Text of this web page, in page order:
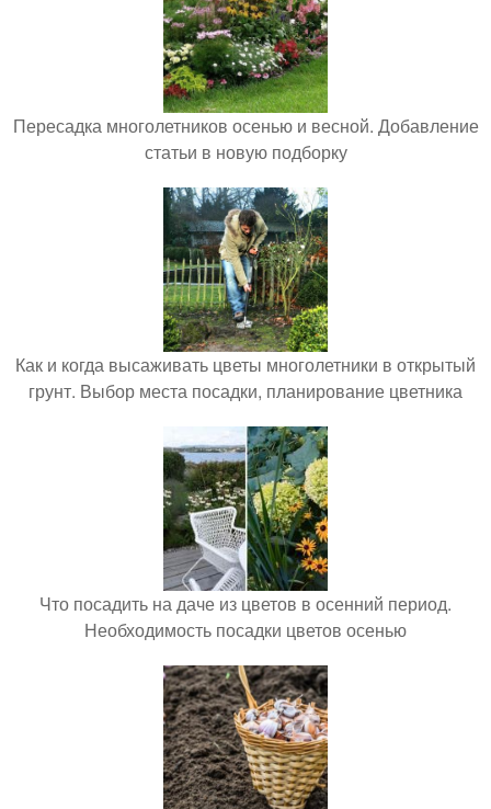
Пересадка многолетников осенью и весной. Добавление
статьи в новую подборку
Как и когда высаживать цветы многолетники в открытый
грунт. Выбор места посадки, планирование цветника
Что посадить на даче из цветов в осенний период.
Необходимость посадки цветов осенью